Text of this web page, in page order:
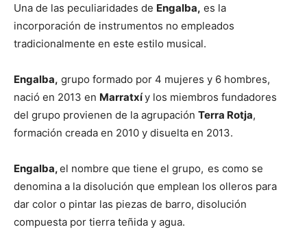
Una de las peculiaridades de Engalba, es la
incorporación de instrumentos no empleados
tradicionalmente en este estilo musical.
Engalba, grupo formado por 4 mujeres y 6 hombres,
nació en 2013 en Marratxíy los miembros fundadores
del grupo provienen de la agrupación Terra Rotja,
formación creada en 2010 y disuelta en 2013.
Engalba,el nombre que tiene el grupo, es como se
denomina a la disolución que emplean los olleros para
dar color o pintar las piezas de barro, disolución
compuesta por tierra teñida y agua.